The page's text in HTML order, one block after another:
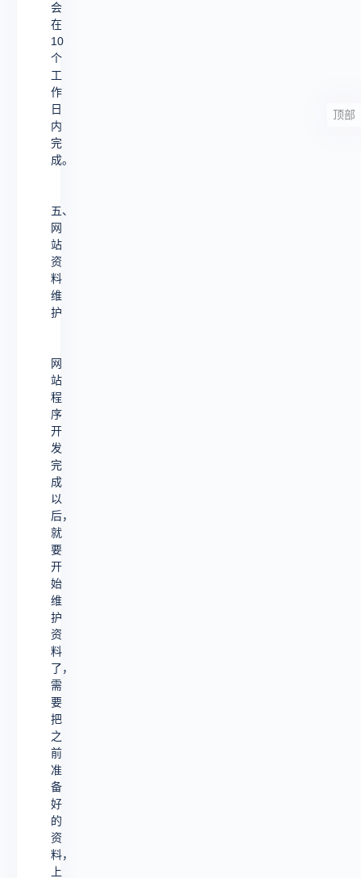
会
在
10
个
工
作
日
内
完
成。
五、
网
站
资
料
维
护
网
站
程
序
开
发
完
成
以
后，
就
要
开
始
维
护
资
料
了，
需
要
把
之
前
准
备
好
的
资
料，
上
顶部